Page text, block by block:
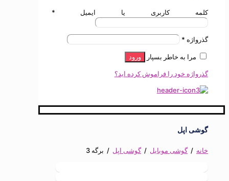
کلمه کاربری یا ایمیل *
گذرواژه *
مرا به خاطر بسپار ورود
گذرواژه خود را فراموش کرده اید؟
گوشی اپل
خانه /گوشی موبایل /گوشی اپل / برگه 3